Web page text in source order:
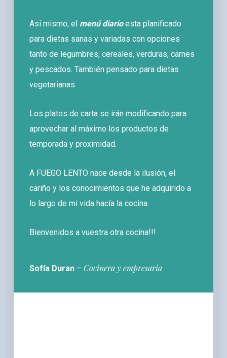
Así mismo, el menú diarioesta planificado
para dietas sanas y variadas con opciones
tanto de legumbres, cereales, verduras, carnes
y pescados. También pensado para dietas
vegetarianas.
Los platos de carta se irán modificando para
aprovechar al máximo los productos de
temporada y proximidad.
A FUEGO LENTO nace desde la ilusión, el
cariño y los conocimientos que he adquirido a
lo largo de mi vida hacía la cocina.
Bienvenidos a vuestra otra cocina!!!
Sofía Duran –Cocinera y empresaria